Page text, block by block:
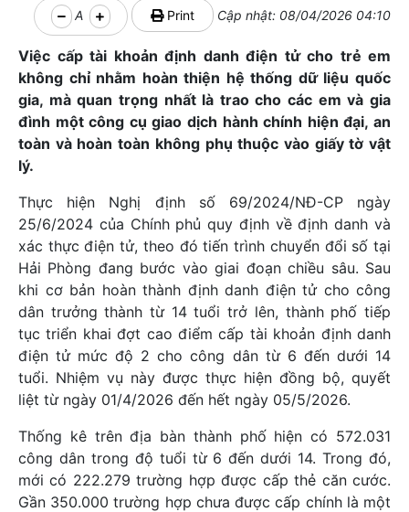
A Print Cập nhật: 08/04/2026 04:10
Việc cấp tài khoản định danh điện tử cho trẻ em
không chỉ nhằm hoàn thiện hệ thống dữ liệu quốc
gia, mà quan trọng nhất là trao cho các em và gia
đình một công cụ giao dịch hành chính hiện đại, an
toàn và hoàn toàn không phụ thuộc vào giấy tờ vật
lý.
Thực hiện Nghị định số 69/2024/NĐ-CP ngày
25/6/2024 của Chính phủ quy định về định danh và
xác thực điện tử, theo đó tiến trình chuyển đổi số tại
Hải Phòng đang bước vào giai đoạn chiều sâu. Sau
khi cơ bản hoàn thành định danh điện tử cho công
dân trưởng thành từ 14 tuổi trở lên, thành phố tiếp
tục triển khai đợt cao điểm cấp tài khoản định danh
điện tử mức độ 2 cho công dân từ 6 đến dưới 14
tuổi. Nhiệm vụ này được thực hiện đồng bộ, quyết
liệt từ ngày 01/4/2026 đến hết ngày 05/5/2026.
Thống kê trên địa bàn thành phố hiện có 572.031
công dân trong độ tuổi từ 6 đến dưới 14. Trong đó,
mới có 222.279 trường hợp được cấp thẻ căn cước.
Gần 350.000 trường hợp chưa được cấp chính là một